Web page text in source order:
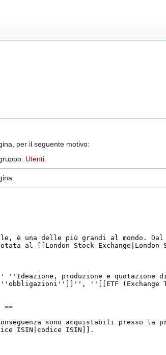
per il seguente motivo:
Utenti